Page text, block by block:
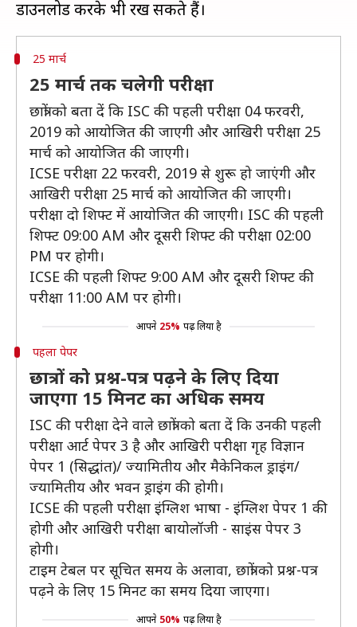
25 मार्च
25 मार्च तक चलेगी परीक्षा
छात्रों को बता दें कि ISC की पहली परीक्षा 04 फरवरी,
2019 को आयोजित की जाएगी और आखिरी परीक्षा 25
मार्च को आयोजित की जाएगी।
ICSE परीक्षा 22 फरवरी, 2019 से शुरू हो जाएंगी और
आखिरी परीक्षा 25 मार्च को आयोजित की जाएगी।
परीक्षा दो शिफ्ट में आयोजित की जाएगी। ISC की पहली
शिफ्ट 09:00 AM और दूसरी शिफ्ट की परीक्षा 02:00
PM पर होगी।
ICSE की पहली शिफ्ट 9:00 AM और दूसरी शिफ्ट की
परीक्षा 11:00 AM पर होगी।
आपने 25% पढ़ लिया है
पहला पेपर
छात्रों को प्रश्न-पत्र पढ़ने के लिए दिया
जाएगा 15 मिनट का अधिक समय
ISC की परीक्षा देने वाले छात्रों को बता दें कि उनकी पहली
परीक्षा आर्ट पेपर 3 है और आखिरी परीक्षा गृह विज्ञान
पेपर 1 (सिद्धांत)/ ज्यामितीय और मैकेनिकल ड्राइंग/
ज्यामितीय और भवन ड्राइंग की होगी।
ICSE की पहली परीक्षा इंग्लिश भाषा - इंग्लिश पेपर 1 की
होगी और आखिरी परीक्षा बायोलॉजी - साइंस पेपर 3
होगी।
टाइम टेबल पर सूचित समय के अलावा, छात्रों को प्रश्न-पत्र
पढ़ने के लिए 15 मिनट का समय दिया जाएगा।
आपने 50% पढ़ लिया है